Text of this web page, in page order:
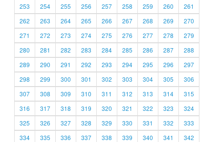
253
254 255 256 257 258 259 260
261
262
263 264 265 266 267 268 269
270
271
272 273 274 275 276 277 278
279
280
281 282 283 284 285 286 287
288
289
290 291 292 293 294 295 296
297
298
299 300 301 302 303 304 305
306
307
308 309 310 311 312 313 314
315
316
317 318 319 320 321 322 323
324
325
326 327 328 329 330 331 332
333
334
335 336 337 338 339 340 341 342